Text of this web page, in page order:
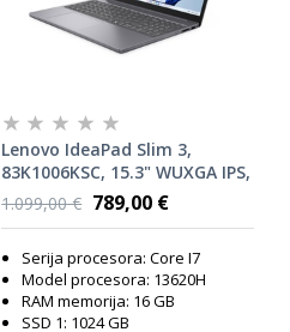
Lenovo IdeaPad Slim 3,
83K1006KSC, 15.3" WUXGA IPS,
Intel Core i7-13620H, 16GB
RAM, 1TB SSD, Intel UHD
1.099,00 € 789,00 €
Serija procesora: Core I7
Model procesora: 13620H
RAM memorija: 16 GB
SSD 1: 1024 GB